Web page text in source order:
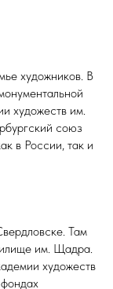
художников. В
художеств им.
союз
в России, так и
Там
им. Щадра.
художеств